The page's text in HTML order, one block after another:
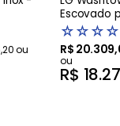
,20ou
Escovado
Artificial
☆☆☆☆
R$ 20.309,
ou
R$ 18.